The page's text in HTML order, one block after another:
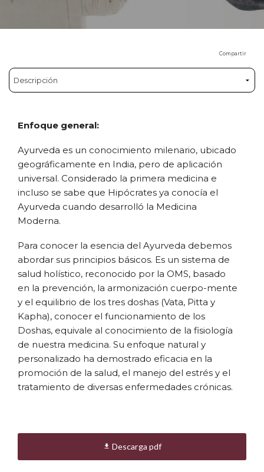
Compartir
Enfoque general:
Ayurveda es un conocimiento milenario, ubicado
geográficamente en India, pero de aplicación
universal. Considerado la primera medicina e
incluso se sabe que Hipócrates ya conocía el
Ayurveda cuando desarrolló la Medicina
Moderna.
Para conocer la esencia del Ayurveda debemos
abordar sus principios básicos. Es un sistema de
salud holístico, reconocido por la OMS, basado
en la prevención, la armonización cuerpo-mente
y el equilibrio de los tres doshas (Vata, Pitta y
Kapha), conocer el funcionamiento de los
Doshas, equivale al conocimiento de la fisiología
de nuestra medicina. Su enfoque natural y
personalizado ha demostrado eficacia en la
promoción de la salud, el manejo del estrés y el
tratamiento de diversas enfermedades crónicas.
constitucional. Si referenciamos a Hipócrates,
 Descarga pdf